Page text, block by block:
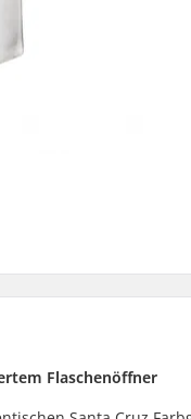
Flaschenöffner